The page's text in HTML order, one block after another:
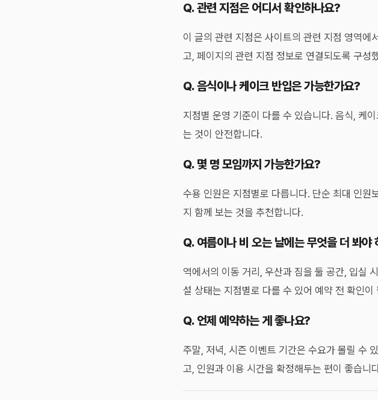
Q. 관련 지점은 어디서 확인하나요?
이 글의 관련 지점은 사이트의 관련 지점 영역에
고, 페이지의 관련 지점 정보로 연결되도록 구성
Q. 음식이나 케이크 반입은 가능한가요?
지점별 운영 기준이 다를 수 있습니다. 음식, 케
는 것이 안전합니다.
Q. 몇 명 모임까지 가능한가요?
수용 인원은 지점별로 다릅니다. 단순 최대 인원
지 함께 보는 것을 추천합니다.
Q. 여름이나 비 오는 날에는 무엇을 더 봐야
역에서의 이동 거리, 우산과 짐을 둘 공간, 입실
설 상태는 지점별로 다를 수 있어 예약 전 확인이
Q. 언제 예약하는 게 좋나요?
주말, 저녁, 시즌 이벤트 기간은 수요가 몰릴 수
고, 인원과 이용 시간을 확정해두는 편이 좋습니